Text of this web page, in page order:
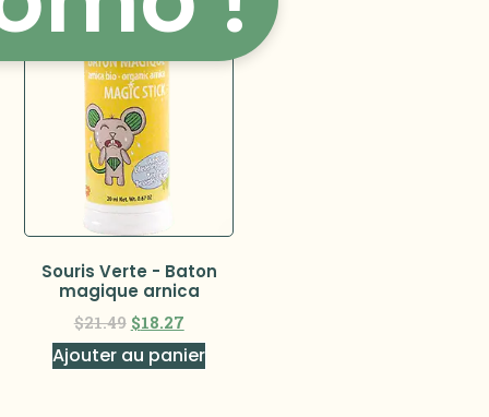
Souris Verte - Baton
magique arnica
$21.49 $18.27
Ajouter au panier